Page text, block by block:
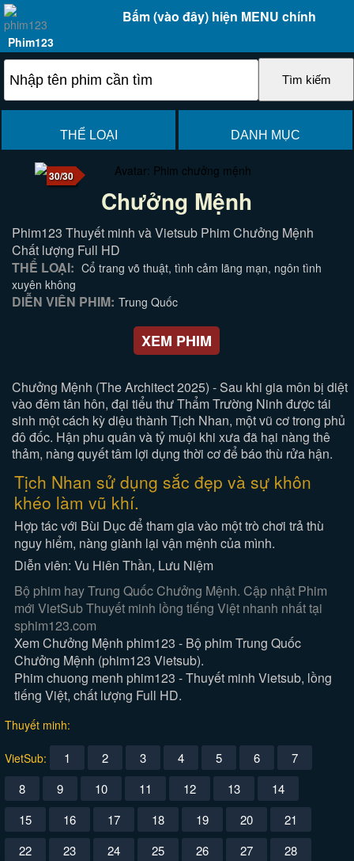
Bấm (vào đây) hiện MENU chính
Phim123
THỂ LOẠI DANH MỤC
30/30
Chưởng Mệnh
Phim123 Thuyết minh và Vietsub Phim Chưởng Mệnh
Chất lượng Full HD
THỂ LOẠI: Cổ trang võ thuật, tình cảm lãng mạn, ngôn tình
xuyên không
DIỄN VIÊN PHIM: Trung Quốc
XEM PHIM
Chưởng Mệnh (The Architect 2025) - Sau khi gia môn bị diệt
vào đêm tân hôn, đại tiểu thư Thẩm Trường Ninh được tái
sinh một cách kỳ diệu thành Tịch Nhan, một vũ cơ trong phủ
đô đốc. Hận phu quân và tỷ muội khi xưa đã hại nàng thê
thảm, nàng quyết tâm lợi dụng thời cơ để báo thù rửa hận.
Tịch Nhan sử dụng sắc đẹp và sự khôn
khéo làm vũ khí.
Hợp tác với Bùi Dục để tham gia vào một trò chơi trả thù
nguy hiểm, nàng giành lại vận mệnh của mình.
Diễn viên: Vu Hiên Thần, Lưu Niệm
Bộ phim hay Trung Quốc Chưởng Mệnh. Cập nhật Phim
mới VietSub Thuyết minh lồng tiếng Việt nhanh nhất tại
sphim123.com
Xem Chưởng Mệnh phim123 - Bộ phim Trung Quốc
Chưởng Mệnh (phim123 Vietsub).
Phim chuong menh phim123 - Thuyết minh Vietsub, lồng
tiếng Việt, chất lượng Full HD.
Thuyết minh:
VietSub: 1 2 3 4 5 6
7
8
9 10 11 12 13
14
15
16 17 18 19 20
21
22
23 24 25 26 27
28